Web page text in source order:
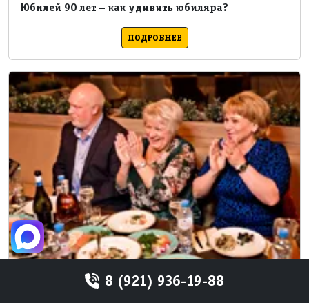
Юбилей 90 лет – как удивить юбиляра?
ПОДРОБНЕЕ
Юбилей 80 лет, где отпраздновать?
8 (921) 936-19-88